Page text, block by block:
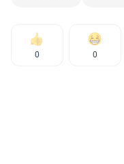
0 0